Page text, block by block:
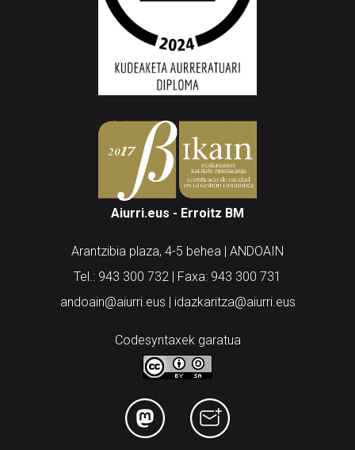
Aiurri.eus - Erroitz BM
Arantzibia plaza, 4-5 behea | ANDOAIN
Tel.: 943 300 732 | Faxa: 943 300 731
andoain@aiurri.eus | idazkaritza@aiurri.eus
Codesyntaxek garatua